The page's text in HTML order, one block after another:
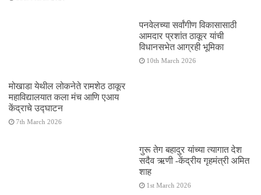
पनवेलच्या सर्वांगीण विकासासाठी
आमदार प्रशांत ठाकूर यांची
विधानसभेत आग्रही भूमिका
10th March 2026
मोखाडा येथील लोकनेते रामशेठ ठाकूर
महाविद्यालयात कला मंच आणि एआय
केंद्राचे उद्घाटन
7th March 2026
गुरू तेग बहादुर यांच्या त्यागात देश
सदैव ऋणी -केंद्रीय गृहमंत्री अमित
शाह
1st March 2026